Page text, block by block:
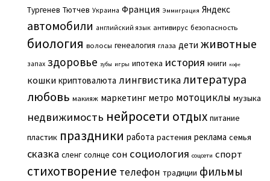
Тургенев Тютчев Украина Франция Эммиграция Яндекс
автомобили английский язык антивирус безопасность
биология волосы генеалогия глаза дети животные
запах здоровье зубы игры ипотека история книги кофе
кошки криптовалюта лингвистикалитература
любовь макияж маркетинг метро мотоциклы музыка
недвижимость нейросети отдых питание
пластик праздники работа растения реклама семья
сказка сленг солнце сон социология соцсети спорт
стихотворение телефон традиции фильмы